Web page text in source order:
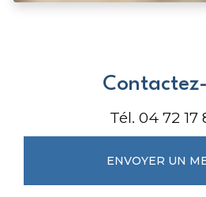
Tél. 04 72 17
ENVOYER UN